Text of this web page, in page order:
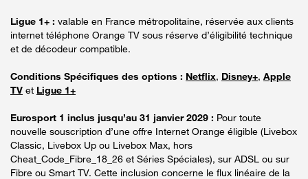
Ligue 1+ : valable en France métropolitaine, réservée aux clients
internet téléphone Orange TV sous réserve d’éligibilité technique
et de décodeur compatible.
Conditions Spécifiques des options : Netflix, Disney+, Apple
TV et Ligue 1+
Eurosport 1 inclus jusqu’au 31 janvier 2029 : Pour toute
nouvelle souscription d’une offre Internet Orange éligible (Livebox
Classic, Livebox Up ou Livebox Max, hors
Cheat_Code_Fibre_18_26 et Séries Spéciales), sur ADSL ou sur
Fibre ou Smart TV. Cette inclusion concerne le flux linéaire de la